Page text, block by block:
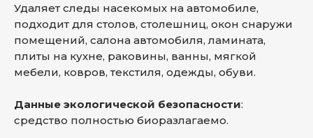
Удаляет следы насекомых на автомобиле,
подходит для столов, столешниц, окон снаружи
помещений, салона автомобиля, ламината,
плиты на кухне, раковины, ванны, мягкой
мебели, ковров, текстиля, одежды, обуви.
Данные экологической безопасности:
средство полностью биоразлагаемо.